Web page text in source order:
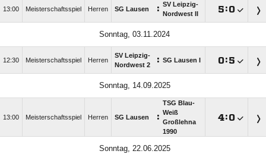
13:00 Meisterschaftsspiel Herren SG Lausen : SV Leipzig-
Nordwest II
:
Sonntag, 03.11.2024
12:30 Meisterschaftsspiel Herren
SV Leipzig-
Nordwest 2
: SG Lausen I :
Sonntag, 14.09.2025
13:00 Meisterschaftsspiel Herren SG Lausen :
TSG Blau-
Weiß
Großlehna
1990
:
Sonntag, 22.06.2025